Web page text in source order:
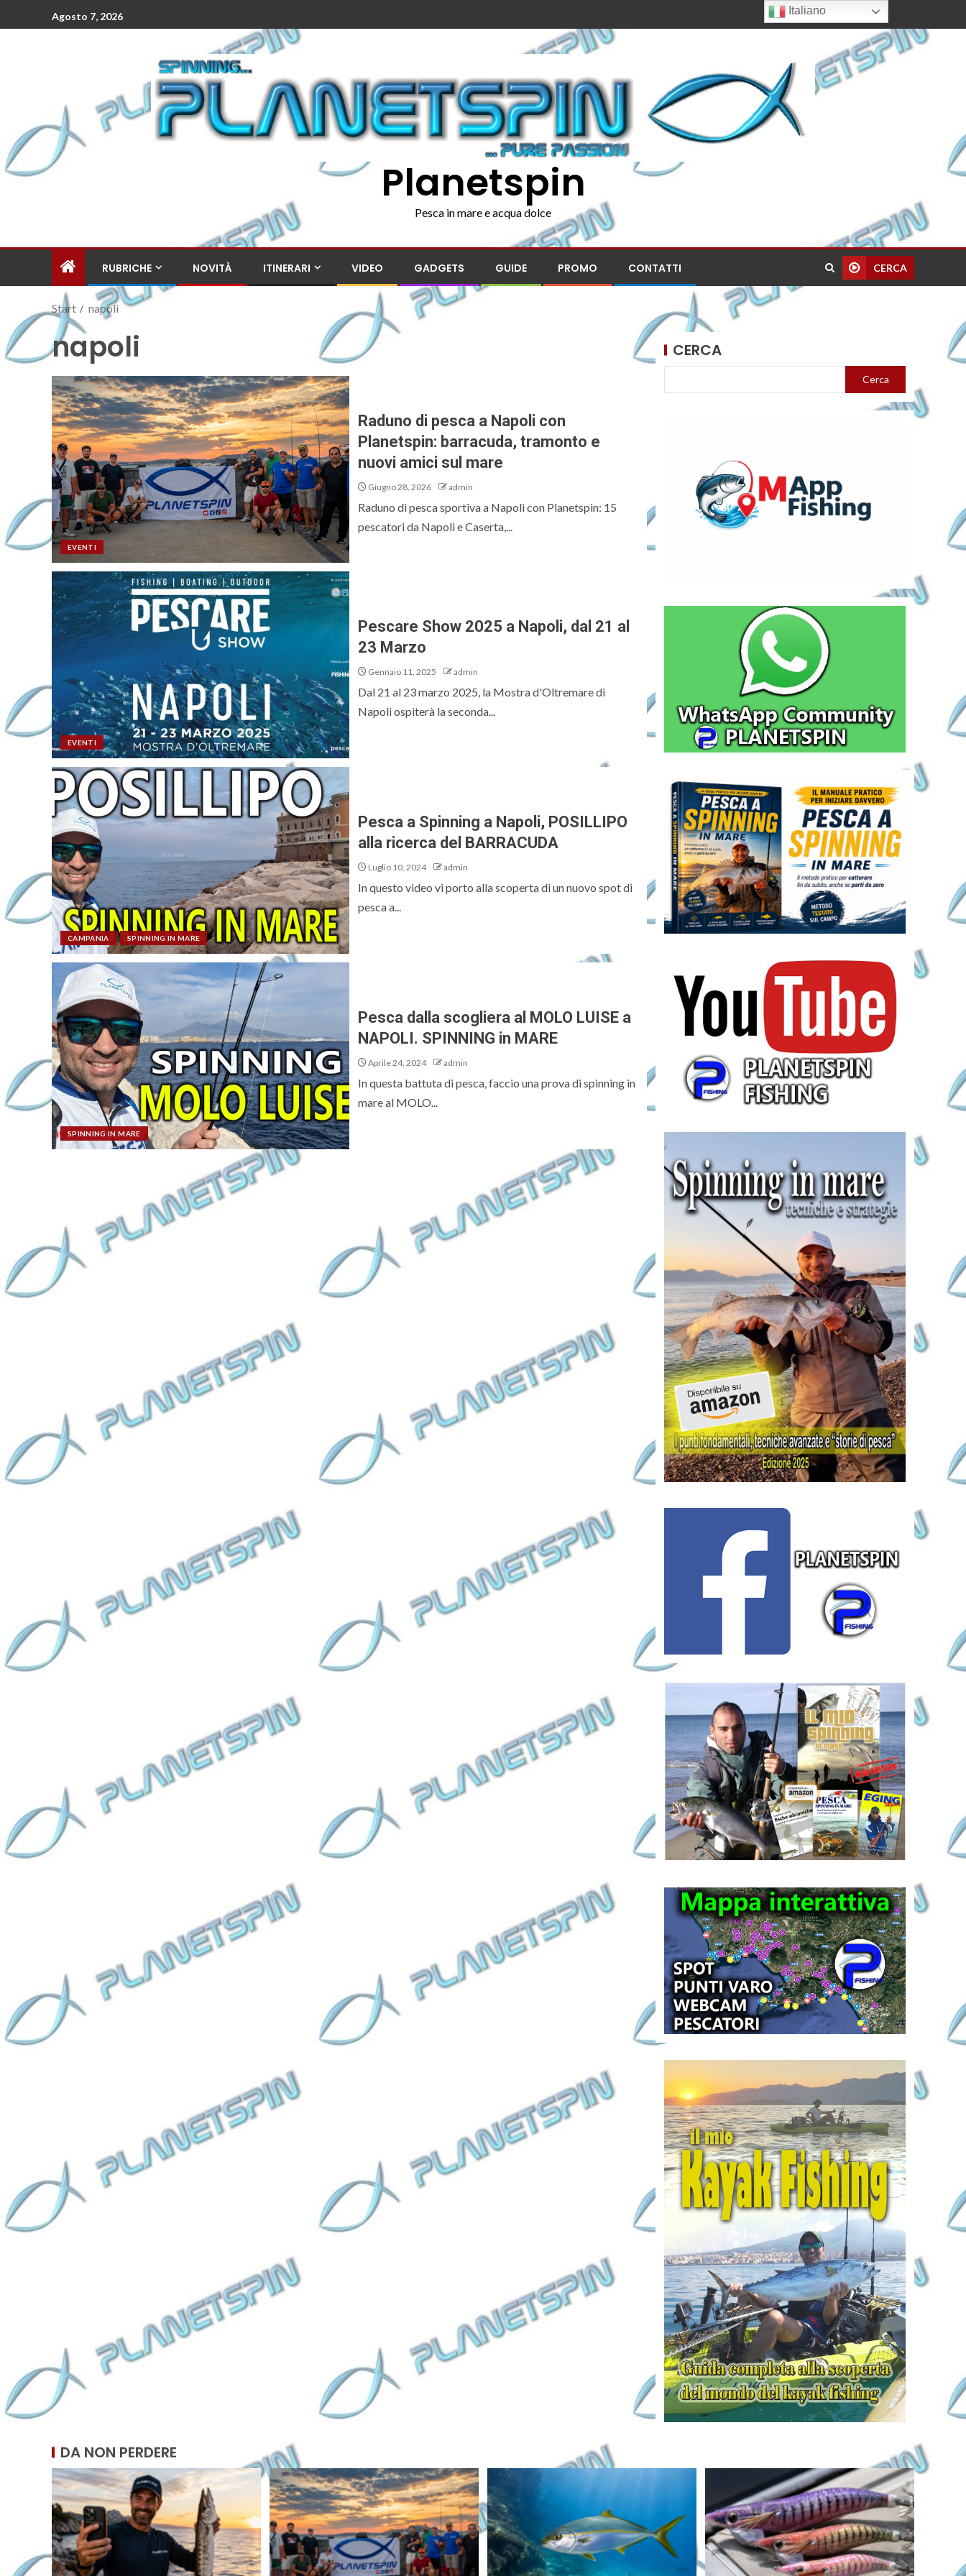
Agosto 7, 2026
Planetspin
Pesca in mare e acqua dolce
RUBRICHE NOVITÀ ITINERARI VIDEO GADGETS GUIDE PROMO CONTATTI CERCA
Start napoli
napoli
EVENTI
Raduno di pesca a Napoli con
Planetspin: barracuda, tramonto e
nuovi amici sul mare
Giugno 28, 2026 admin
Raduno di pesca sportiva a Napoli con Planetspin: 15
pescatori da Napoli e Caserta,...
EVENTI
Pescare Show 2025 a Napoli, dal 21 al
23 Marzo
Gennaio 11, 2025 admin
Dal 21 al 23 marzo 2025, la Mostra d'Oltremare di
Napoli ospiterà la seconda...
CAMPANIA SPINNING IN MARE
Pesca a Spinning a Napoli, POSILLIPO
alla ricerca del BARRACUDA
Luglio 10, 2024 admin
In questo video vi porto alla scoperta di un nuovo spot di
pesca a...
SPINNING IN MARE
Pesca dalla scogliera al MOLO LUISE a
NAPOLI. SPINNING in MARE
Aprile 24, 2024 admin
In questa battuta di pesca, faccio una prova di spinning in
mare al MOLO...
CERCA
Cerca
DA NON PERDERE
Italiano